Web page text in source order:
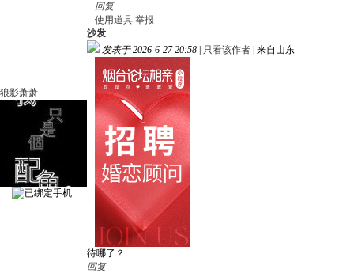
回复
使用道具 举报
狼影萧萧
沙发
发表于 2026-6-27 20:58
只看该作者 来自山东
待哪了？
回复